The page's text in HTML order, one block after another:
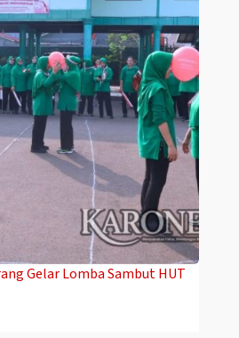
Gelar Lomba Sambut HUT